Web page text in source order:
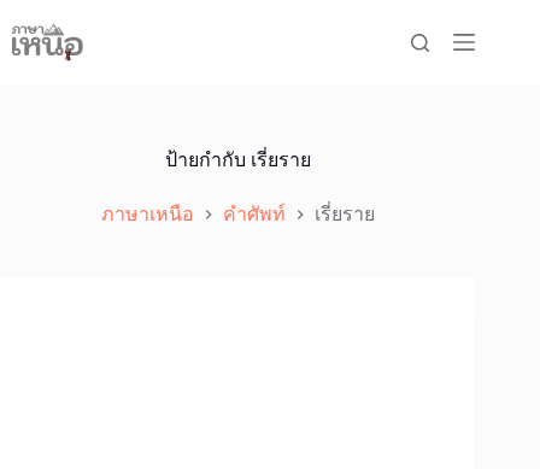
to
content
ป้ายกำกับ เรี่ยราย
ภาษาเหนือ คำศัพท์ เรี่ยราย